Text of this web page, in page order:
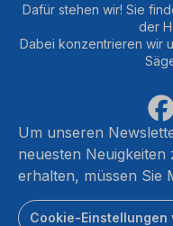
Dafür stehen wir! Sie
der
Dabei konzentrieren wir
Um unseren
neuesten
erhalten, müssen Sie
Cookie-Einstellungen